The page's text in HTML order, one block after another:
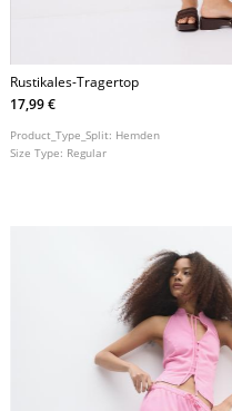
Rustikales-Tragertop
17,99 €
Product_Type_Split: Hemden
Size Type: Regular